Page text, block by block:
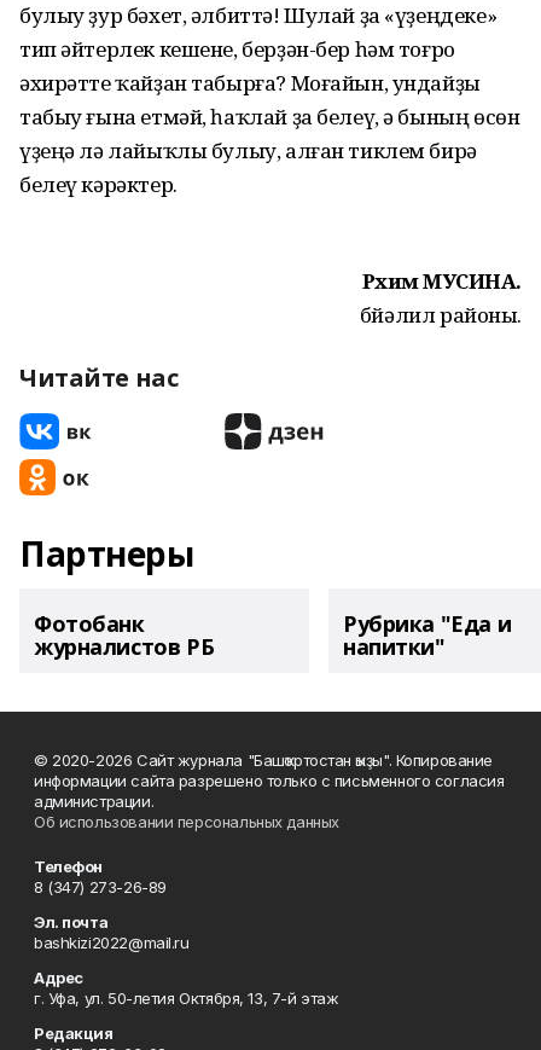
булыу ҙур бәхет, әлбиттә! Шулай ҙа «үҙеңдеке»
тип әйтерлек кешене, берҙән-бер һәм тоғро
әхирәтте ҡайҙан табырға? Моғайын, ундайҙы
табыу ғына етмәй, һаҡлай ҙа белеү, ә бының өсөн
үҙеңә лә лайыҡлы булыу, алған тиклем бирә
белеү кәрәктер.
Рәхимә МУСИНА.
Әбйәлил районы.
Читайте нас
Партнеры
Фотобанк
журналистов РБ
Рубрика "Еда и
напитки"
© 2020-2026 Сайт журнала "Башҡортостан ҡыҙы". Копирование
информации сайта разрешено только с письменного согласия
администрации.
Об использовании персональных данных
Телефон
8 (347) 273-26-89
Эл. почта
bashkizi2022@mail.ru
Адрес
г. Уфа, ул. 50-летия Октября, 13, 7-й этаж
Редакция